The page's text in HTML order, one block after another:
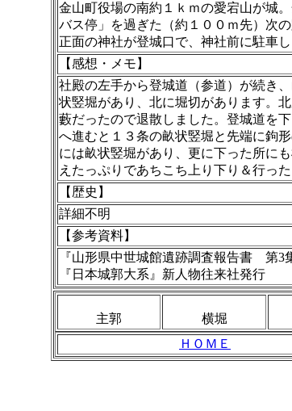
金山町役場の南約１ｋｍの愛宕山が城
バス停」を過ぎた（約１００ｍ先）次
正面の神社が登城口で、神社前に駐車し
【感想・メモ】
社殿の左手から登城道（参道）が続き
状竪堀があり、北に堀切があります。
藪だったので退散しました。登城道を
へ進むと１３条の畝状竪堀と先端に鉤
には畝状竪堀があり、更に下った所に
えたっぷりであちこち上り下り＆行っ
【歴史】
詳細不明
【参考資料】
『山形県中世城館遺跡調査報告書 第3
『日本城郭大系』新人物往来社発行
主郭 横堀
ＨＯＭＥ